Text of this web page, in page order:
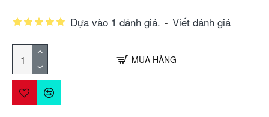
Dựa vào 1 đánh giá. - Viết đánh giá
MUA HÀNG